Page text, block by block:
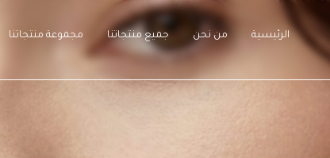
الرئيسية من نحن جميع منتجاتنا مجموعة منتجاتنا